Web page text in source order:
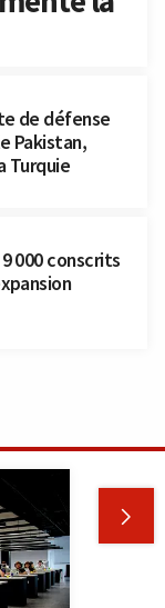
de défense
Pakistan,
Turquie
000 conscrits
